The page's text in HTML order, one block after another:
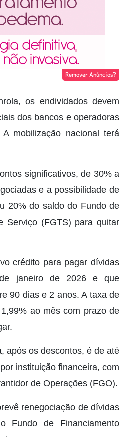
Remover Anúncios?
os endividados devem
dos bancos e operadoras
mobilização nacional terá
significativos, de 30% a
e a possibilidade de
20% do saldo do Fundo de
Serviço (FGTS) para quitar
crédito para pagar dívidas
janeiro de 2026 e que
90 dias e 2 anos. A taxa de
ao mês com prazo de
após os descontos, é de até
instituição financeira, com
de Operações (FGO).
renegociação de dívidas
Fundo de Financiamento